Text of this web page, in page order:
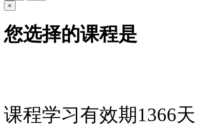
×
您选择的课程是
课程学习有效期1366天